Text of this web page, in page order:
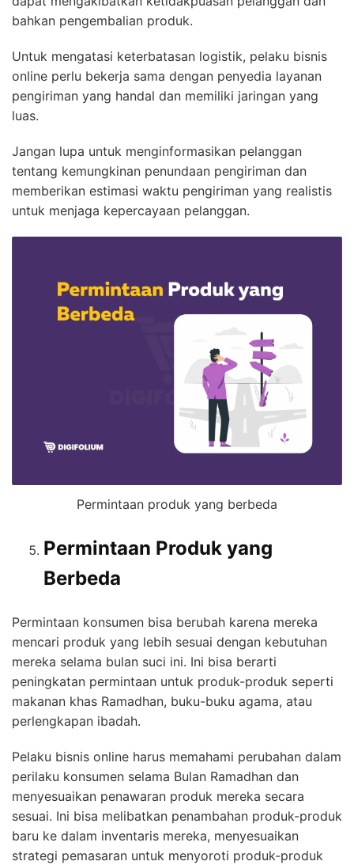
bahkan pengembalian produk.
Untuk mengatasi keterbatasan logistik, pelaku bisnis
online perlu bekerja sama dengan penyedia layanan
pengiriman yang handal dan memiliki jaringan yang
luas.
Jangan lupa untuk menginformasikan pelanggan
tentang kemungkinan penundaan pengiriman dan
memberikan estimasi waktu pengiriman yang realistis
untuk menjaga kepercayaan pelanggan.
Permintaan produk yang berbeda
Permintaan Produk yang
Berbeda
Permintaan konsumen bisa berubah karena mereka
mencari produk yang lebih sesuai dengan kebutuhan
mereka selama bulan suci ini. Ini bisa berarti
peningkatan permintaan untuk produk-produk seperti
makanan khas Ramadhan, buku-buku agama, atau
perlengkapan ibadah.
Pelaku bisnis online harus memahami perubahan dalam
perilaku konsumen selama Bulan Ramadhan dan
menyesuaikan penawaran produk mereka secara
sesuai. Ini bisa melibatkan penambahan produk-produk
baru ke dalam inventaris mereka, menyesuaikan
strategi pemasaran untuk menyoroti produk-produk